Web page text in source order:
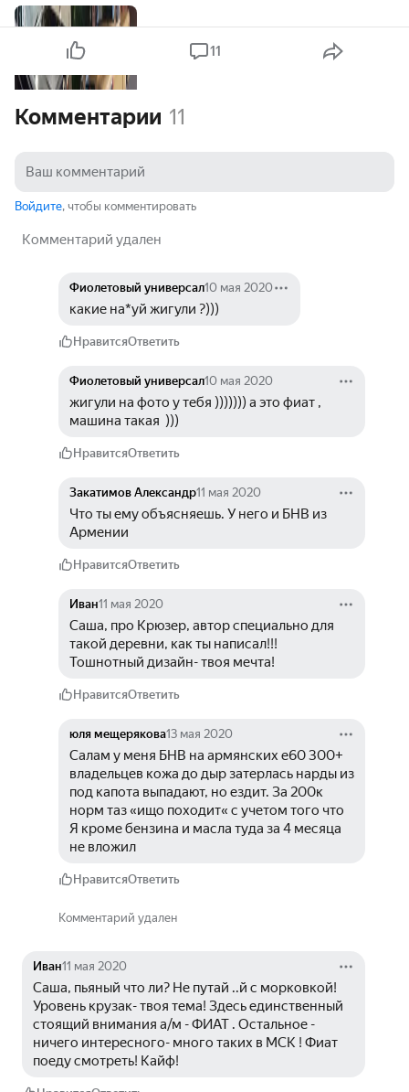
11
Комментарии 11
Войдите, чтобы комментировать
Комментарий удален
Фиолетовый универсал10 мая 2020
какие на*уй жигули ?)))
НравитсяОтветить
Фиолетовый универсал10 мая 2020
жигули на фото у тебя ))))))) а это фиат ,
машина такая  )))
НравитсяОтветить
Закатимов Александр11 мая 2020
Что ты ему объясняешь. У него и БНВ из
Армении
НравитсяОтветить
Иван11 мая 2020
Саша, про Крюзер, автор специально для
такой деревни, как ты написал!!!
Тошнотный дизайн- твоя мечта!
НравитсяОтветить
юля мещерякова13 мая 2020
Салам у меня БНВ на армянских е60 300+
владельцев кожа до дыр затерлась нарды из
под капота выпадают, но ездит. За 200к
норм таз «ищо походит« с учетом того что
Я кроме бензина и масла туда за 4 месяца
не вложил
НравитсяОтветить
Комментарий удален
Иван11 мая 2020
Саша, пьяный что ли? Не путай ..й с морковкой!
Уровень крузак- твоя тема! Здесь единственный
стоящий внимания а/м - ФИАТ . Остальное -
ничего интересного- много таких в МСК ! Фиат
поеду смотреть! Кайф!